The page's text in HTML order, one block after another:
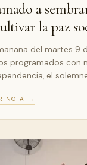
a
la paz
del martes 9
programados con
el
NOTA →